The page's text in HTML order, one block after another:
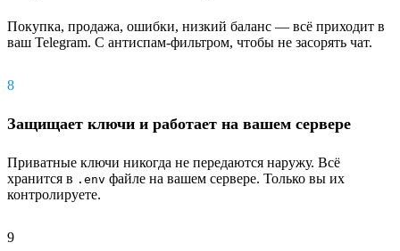
Покупка, продажа, ошибки, низкий баланс — всё приходит в
ваш Telegram. С антиспам-фильтром, чтобы не засорять чат.
8
Защищает ключи и работает на вашем сервере
Приватные ключи никогда не передаются наружу. Всё
хранится в .env файле на вашем сервере. Только вы их
контролируете.
9